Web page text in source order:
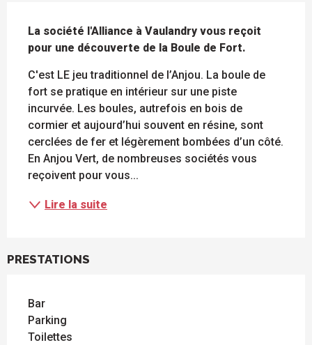
La société l'Alliance à Vaulandry vous reçoit
pour une découverte de la Boule de Fort.
C'est LE jeu traditionnel de l’Anjou. La boule de
fort se pratique en intérieur sur une piste
incurvée. Les boules, autrefois en bois de
cormier et aujourd’hui souvent en résine, sont
cerclées de fer et légèrement bombées d’un côté.
En Anjou Vert, de nombreuses sociétés vous
reçoivent pour vous...
Lire la suite
PRESTATIONS
Bar
Parking
Toilettes